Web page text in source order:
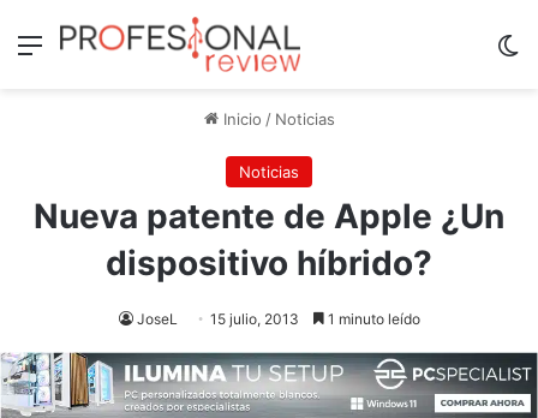
Menú
Inicio / Noticias
Noticias
Nueva patente de Apple ¿Un
dispositivo híbrido?
JoseL 15 julio, 2013 1 minuto leído